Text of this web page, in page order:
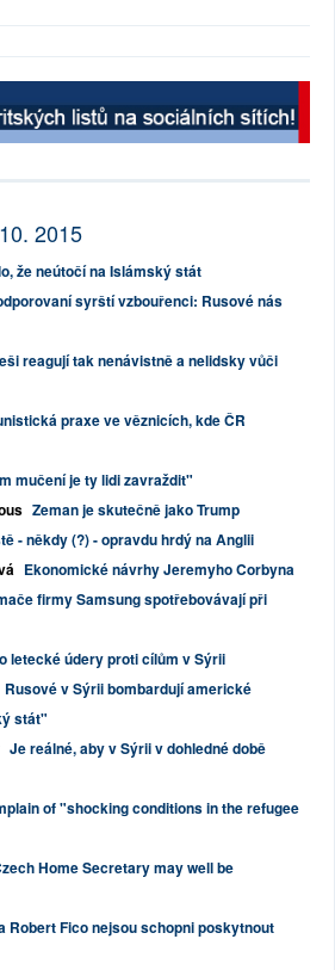
2015
že neútočí na Islámský stát
syrští vzbouřenci: Rusové nás
reagují tak nenávistně a nelidsky vůči
praxe ve věznicích, kde ČR
mučení je ty lidi zavraždit"
Zeman je skutečně jako Trump
- někdy (?) - opravdu hrdý na Anglii
Ekonomické návrhy Jeremyho Corbyna
firmy Samsung spotřebovávají při
letecké údery proti cílům v Sýrii
Rusové v Sýrii bombardují americké
stát"
Je reálné, aby v Sýrii v dohledné době
of "shocking conditions in the refugee
Home Secretary may well be
Robert Fico nejsou schopni poskytnout